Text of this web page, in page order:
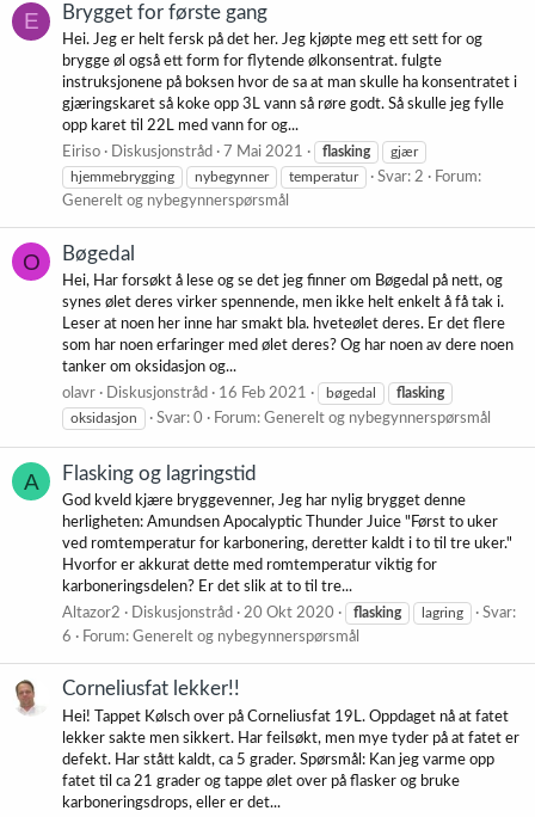
E Brygget for første gang
Hei. Jeg er helt fersk på det her. Jeg kjøpte meg ett sett for og
brygge øl også ett form for flytende ølkonsentrat. fulgte
instruksjonene på boksen hvor de sa at man skulle ha konsentratet i
gjæringskaret så koke opp 3L vann så røre godt. Så skulle jeg fylle
opp karet til 22L med vann for og...
Eiriso
Diskusjonstråd 7 Mai 2021 flasking
gjær
hjemmebrygging
nybegynner temperatur Svar: 2
Forum:
Generelt og nybegynnerspørsmål
O Bøgedal
Hei, Har forsøkt å lese og se det jeg finner om Bøgedal på nett, og
synes ølet deres virker spennende, men ikke helt enkelt å få tak i.
Leser at noen her inne har smakt bla. hveteølet deres. Er det flere
som har noen erfaringer med ølet deres? Og har noen av dere noen
tanker om oksidasjon og...
olavr
Diskusjonstråd 16 Feb 2021 bøgedal
flasking
oksidasjon
Svar: 0 Forum: Generelt og nybegynnerspørsmål
A Flasking og lagringstid
God kveld kjære bryggevenner, Jeg har nylig brygget denne
herligheten: Amundsen Apocalyptic Thunder Juice "Først to uker
ved romtemperatur for karbonering, deretter kaldt i to til tre uker."
Hvorfor er akkurat dette med romtemperatur viktig for
karboneringsdelen? Er det slik at to til tre...
Altazor2
Diskusjonstråd 20 Okt 2020 flasking lagring
Svar:
6
Forum: Generelt og nybegynnerspørsmål
Corneliusfat lekker!!
Hei! Tappet Kølsch over på Corneliusfat 19L. Oppdaget nå at fatet
lekker sakte men sikkert. Har feilsøkt, men mye tyder på at fatet er
defekt. Har stått kaldt, ca 5 grader. Spørsmål: Kan jeg varme opp
fatet til ca 21 grader og tappe ølet over på flasker og bruke
karboneringsdrops, eller er det...